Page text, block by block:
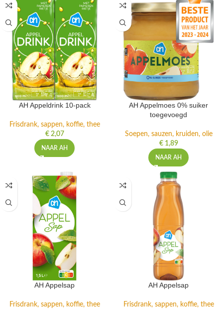
AH Appeldrink 10-pack
Frisdrank, sappen, koffie, thee
€2,07
NAAR AH
AH Appelmoes 0% suiker
toegevoegd
Soepen, sauzen, kruiden, olie
€1,89
NAAR AH
AH Appelsap
Frisdrank, sappen, koffie, thee
AH Appelsap
Frisdrank, sappen, koffie, thee